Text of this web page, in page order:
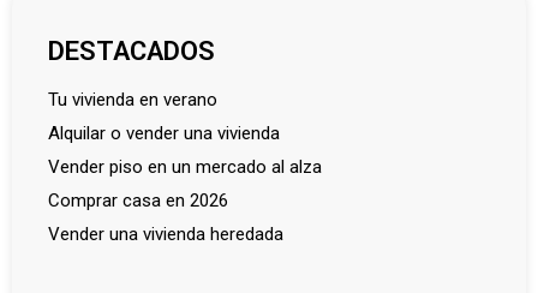
DESTACADOS
tu vivienda en verano
alquilar o vender una vivienda
vender piso en un mercado al alza
comprar casa en 2026
vender una vivienda heredada